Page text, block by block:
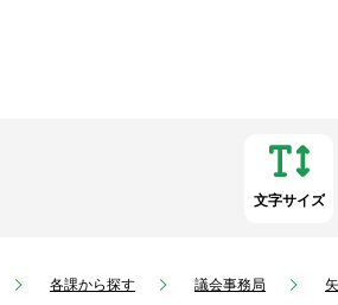
文字サイズ
各課から探す 議会事務局